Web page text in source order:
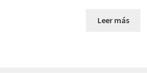
Leer más